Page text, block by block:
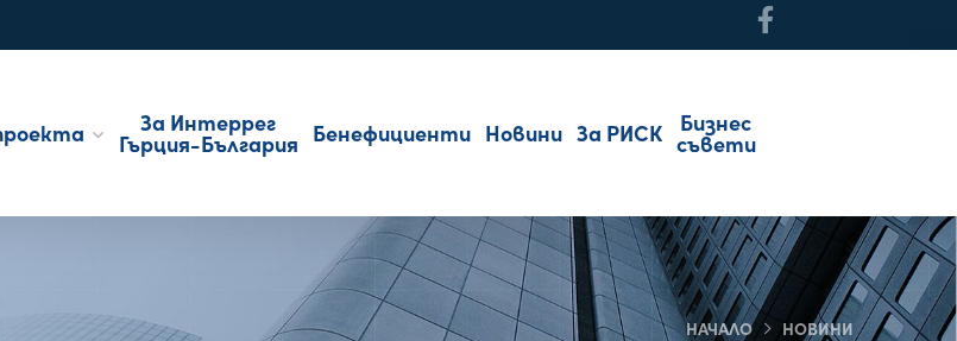
За Интеррег
Гърция-България Бенефициенти Новини За РИСК Бизнес
съвети
НАЧАЛО НОВИНИ